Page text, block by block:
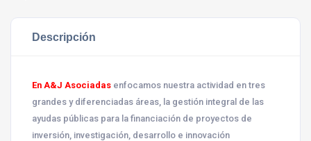
Descripción
En A&J Asociadas enfocamos nuestra actividad en tres
grandes y diferenciadas áreas, la gestión integral de las
ayudas públicas para la financiación de proyectos de
inversión, investigación, desarrollo e innovación